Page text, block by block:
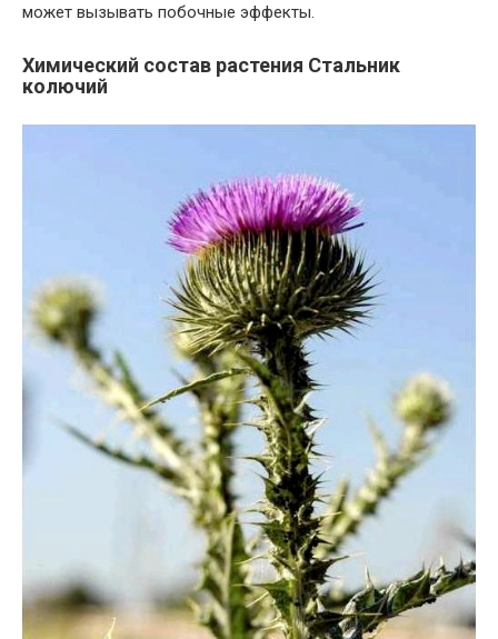
может вызывать побочные эффекты.
Химический состав растения Стальник
колючий